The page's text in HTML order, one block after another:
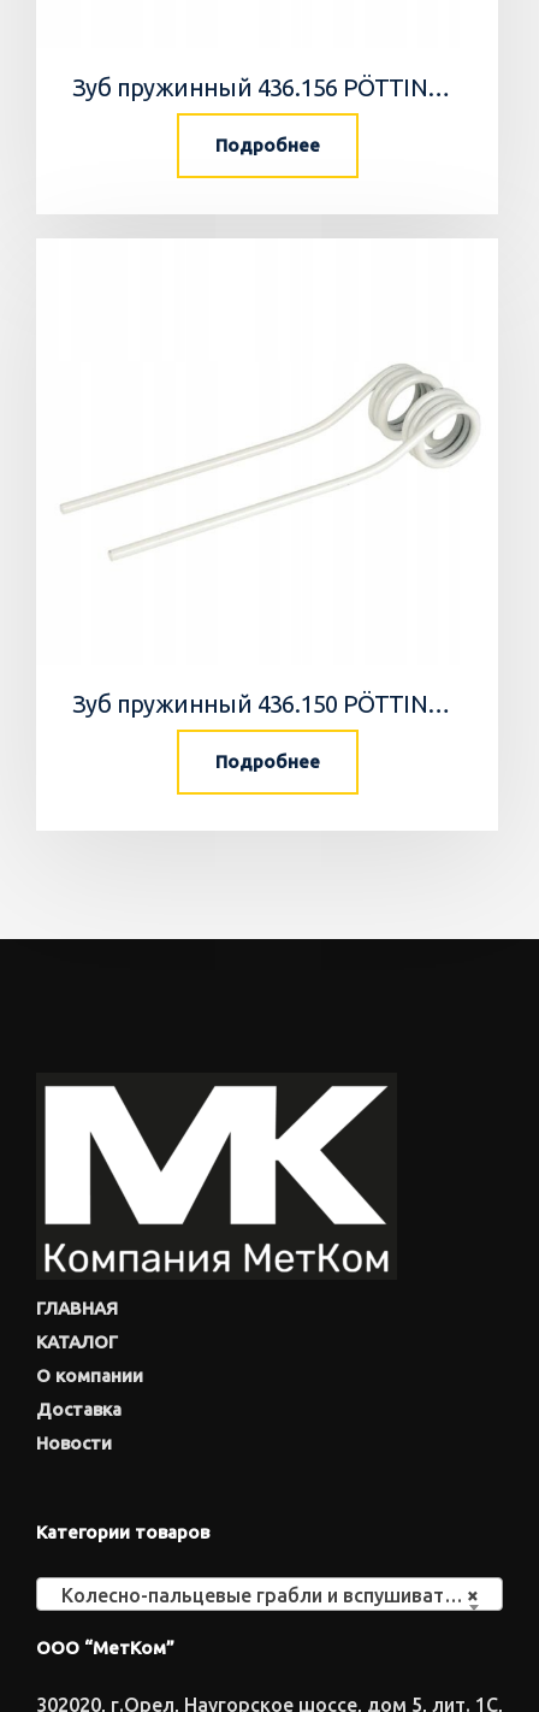
Зуб пружинный 436.156 PÖTTINGER
Подробнее
Зуб пружинный 436.150 PÖTTINGER
Подробнее
ГЛАВНАЯ
КАТАЛОГ
О компании
Доставка
Новости
Категории товаров
×
Колесно-пальцевые грабли и вспушиватели
ООО “МетКом”
302020, г.Орел, Наугорское шоссе, дом 5, лит. 1С,